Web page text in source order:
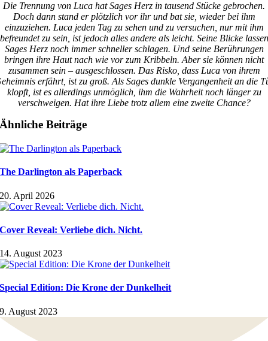
Die Trennung von Luca hat Sages Herz in tausend Stücke gebrochen.
Doch dann stand er plötzlich vor ihr und bat sie, wieder bei ihm
einzuziehen. Luca jeden Tag zu sehen und zu versuchen, nur mit ihm
befreundet zu sein, ist jedoch alles andere als leicht. Seine Blicke lassen
Sages Herz noch immer schneller schlagen. Und seine Berührungen
bringen ihre Haut nach wie vor zum Kribbeln. Aber sie können nicht
zusammen sein – ausgeschlossen. Das Risko, dass Luca von ihrem
erfährt, ist zu groß. Als Sages dunkle Vergangenheit an die
klopft, ist es allerdings unmöglich, ihm die Wahrheit noch länger zu
verschweigen. Hat ihre Liebe trotz allem eine zweite Chance?
Ähnliche Beiträge
The Darlington als Paperback
20. April 2026
Cover Reveal: Verliebe dich. Nicht.
14. August 2023
Special Edition: Die Krone der Dunkelheit
9. August 2023